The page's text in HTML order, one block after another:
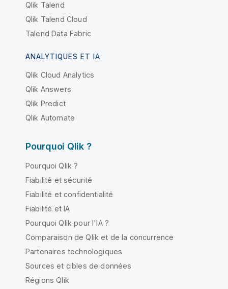
Qlik Talend
Qlik Talend Cloud
Talend Data Fabric
ANALYTIQUES ET IA
Qlik Cloud Analytics
Qlik Answers
Qlik Predict
Qlik Automate
Pourquoi Qlik ?
Pourquoi Qlik ?
Fiabilité et sécurité
Fiabilité et confidentialité
Fiabilité et IA
Pourquoi Qlik pour l'IA ?
Comparaison de Qlik et de la concurrence
Partenaires technologiques
Sources et cibles de données
Régions Qlik